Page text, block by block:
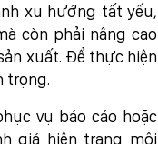
xu hướng tất yếu,
còn phải nâng cao
xuất. Để thực hiện
trọng.
vụ báo cáo hoặc
giá hiện trạng môi